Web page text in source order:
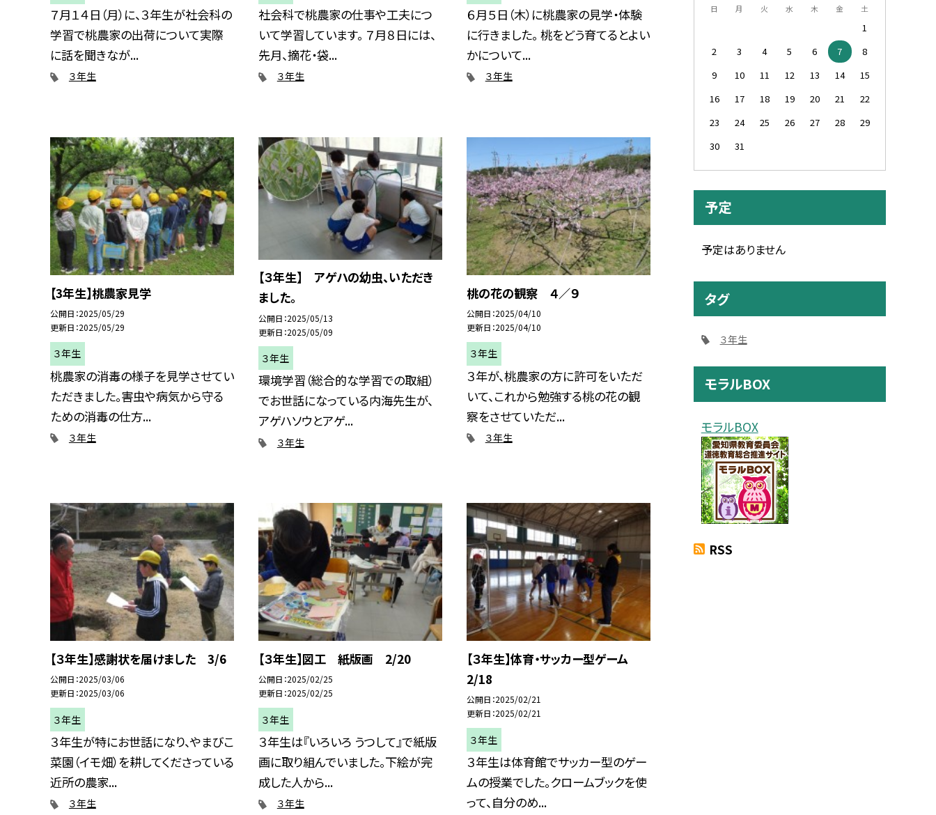
７月１４日（月）に、３年生が社会科の
学習で桃農家の出荷について実際
に話を聞きなが...
３年生
社会科で桃農家の仕事や工夫につ
いて学習しています。 ７月８日には、
先月、摘花・袋...
３年生
６月５日（木）に桃農家の見学・体験
に行きました。 桃をどう育てるとよい
かについて...
３年生
【3年生】桃農家見学
公開日 2025/05/29
更新日 2025/05/29
３年生
桃農家の消毒の様子を見学させてい
ただきました。害虫や病気から守る
ための消毒の仕方...
３年生
【３年生】 アゲハの幼虫、いただき
ました。
公開日 2025/05/13
更新日 2025/05/09
３年生
環境学習（総合的な学習での取組）
でお世話になっている内海先生が、
アゲハソウとアゲ...
３年生
桃の花の観察 ４／９
公開日 2025/04/10
更新日 2025/04/10
３年生
３年が、桃農家の方に許可をいただ
いて、これから勉強する桃の花の観
察をさせていただ...
３年生
【３年生】感謝状を届けました 3/6
公開日 2025/03/06
更新日 2025/03/06
３年生
３年生が特にお世話になり、やまびこ
菜園（イモ畑）を耕してくださっている
近所の農家...
３年生
【３年生】図工 紙版画 2/20
公開日 2025/02/25
更新日 2025/02/25
３年生
３年生は『いろいろ うつして』で紙版
画に取り組んでいました。下絵が完
成した人から...
３年生
【３年生】体育・サッカー型ゲーム
2/18
公開日 2025/02/21
更新日 2025/02/21
３年生
３年生は体育館でサッカー型のゲー
ムの授業でした。クロームブックを使
って、自分のめ...
日 月 火 水 木 金 土
1
2
3 4 5 6 7
8
9
10 11 12 13 14
15
16
17 18 19 20 21
22
23
24 25 26 27 28
29
30
31
予定
予定はありません
タグ
３年生
モラルBOX
モラルBOX
RSS